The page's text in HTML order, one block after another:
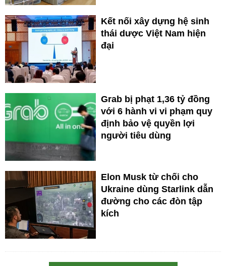
Kết nối xây dựng hệ sinh
thái dược Việt Nam hiện
đại
Grab bị phạt 1,36 tỷ đồng
với 6 hành vi vi phạm quy
định bảo vệ quyền lợi
người tiêu dùng
Elon Musk từ chối cho
Ukraine dùng Starlink dẫn
đường cho các đòn tập
kích